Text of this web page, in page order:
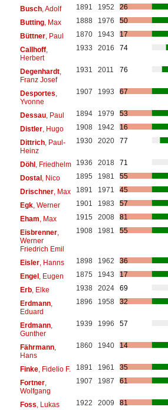
Busch, Adolf 1891 1952
26
Butting, Max 1888 1976
50
Büttner, Paul 1870 1943
17
Callhoff,
Herbert
1933 2016 74
Degenhardt,
Franz Josef
1931 2011 76
Desportes
Yvonne
1907 1993 67
Dessau, Paul 1894 1979
53
Distler, Hugo 1908 1942
16
Dittrich, Paul-
Heinz
1930 2020 77
Döhl, Friedhelm 1936 2018
71
Dostal, Nico 1895 1981
55
Drischner, Max 1891 1971
45
Egk, Werner 1901 1983
57
Eham , Max 1915 2008
81
Eisbrenner,
Werner
Friedrich Emil
1908 1981 55
Eisler, Hanns 1898 1962
36
Engel, Eugen 1875 1943
17
Erb, Elke 1938 2024
69
Erdmann,
Eduard
1896 1958 32
Erdmann,
Gunther
1939 1996 57
Fährmann,
Hans
1860 1940 14
Finke, Fidelio F. 1891 1961
35
Fortner,
Wolfgang
1907 1987 61
Foss , Lukas 1922 2009
81